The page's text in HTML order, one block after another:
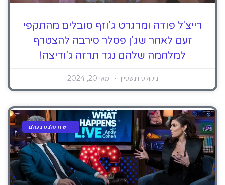
רייצ'ל פודה ומרגרט ג'וזף סובלים מהתקפי
זעם לאחר שג'ן פסלר סירבה להצטרף
למלחמה שלהם נגד תרזה ג'ודיצה!
ניקולס וינשטיין מאי 20, 2024
חדשות סלבס בעולם